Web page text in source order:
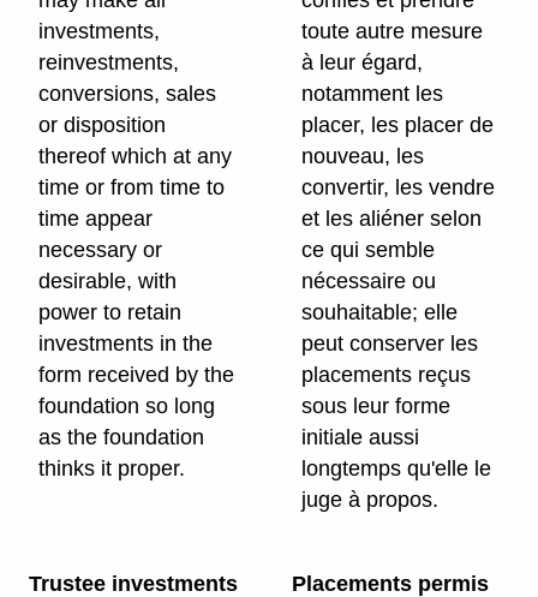
investments,
reinvestments,
conversions, sales
or disposition
thereof which at any
time or from time to
time appear
necessary or
desirable, with
power to retain
investments in the
form received by the
foundation so long
as the foundation
thinks it proper.
toute autre mesure
à leur égard,
notamment les
placer, les placer de
nouveau, les
convertir, les vendre
et les aliéner selon
ce qui semble
nécessaire ou
souhaitable; elle
peut conserver les
placements reçus
sous leur forme
initiale aussi
longtemps qu'elle le
juge à propos.
Trustee investments
Placements permis